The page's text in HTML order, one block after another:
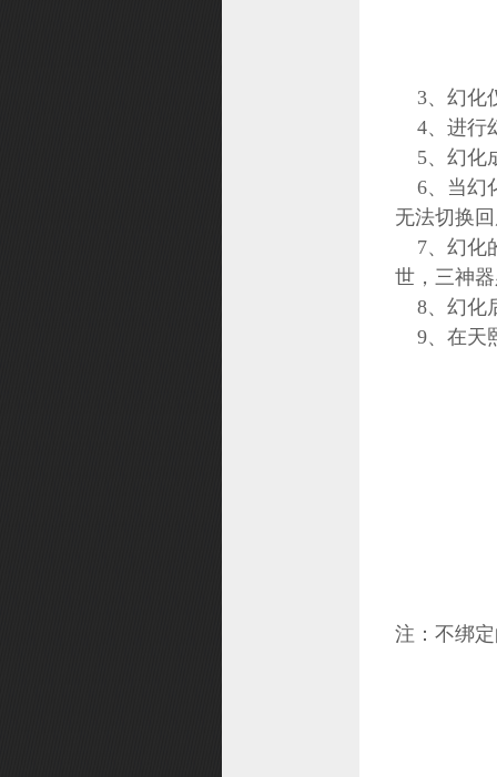
3、幻化
4、进行
5、幻化
6、当幻
无法切换
7、幻化
世，三神
8、幻化
9、在天
注：不绑